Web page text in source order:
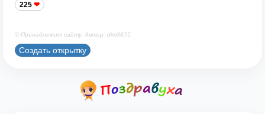
225
© Принадлежит сайту. Автор: dim3875
Создать открытку